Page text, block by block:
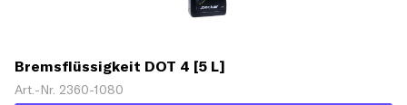
Bremsflüssigkeit DOT 4 [5 L]
Art.-Nr. 2360-1080